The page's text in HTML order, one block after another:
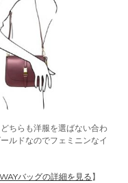
ちらも洋服を選ばない合わ
ルドなのでフェミニンなイ
バッグの詳細を見る】